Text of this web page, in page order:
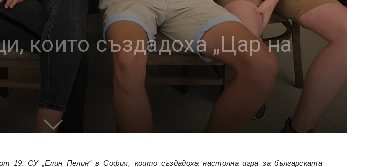
които създадоха „Цар на
19. СУ „Елин Пелин“ в София, които създадоха настолна игра за българската